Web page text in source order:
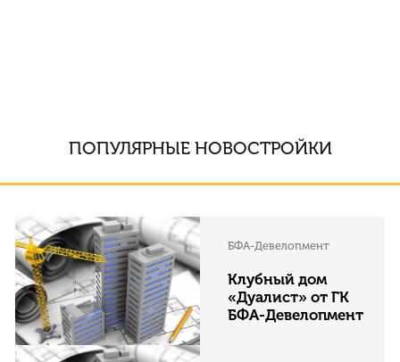
ПОПУЛЯРНЫЕ НОВОСТРОЙКИ
БФА-Девелопмент
Клубный дом
«Дуалист» от ГК
БФА-Девелопмент